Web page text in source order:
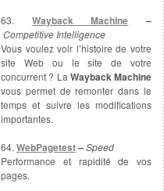
63. Wayback Machine –
Competitive Intelligence
Vous voulez voir l’histoire de votre
site Web ou le site de votre
concurrent ? LaWayback Machine
vous permet de remonter dans le
temps et suivre les modifications
importantes.
64.WebPagetest–Speed
Performance et rapidité de vos
pages.